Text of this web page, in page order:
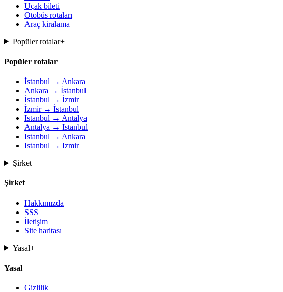
Uçak bileti
Otobüs rotaları
Araç kiralama
Popüler rotalar+
Popüler rotalar
İstanbul → Ankara
Ankara → İstanbul
İstanbul → İzmir
İzmir → İstanbul
Istanbul → Antalya
Antalya → Istanbul
Istanbul → Ankara
Istanbul → Izmir
Şirket+
Şirket
Hakkımızda
SSS
İletişim
Site haritası
Yasal+
Yasal
Gizlilik